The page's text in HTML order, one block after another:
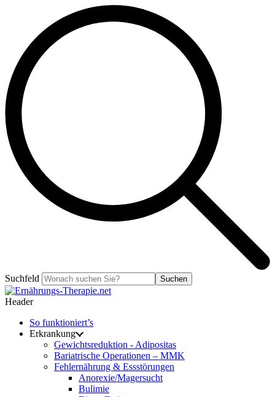
Suchfeld Suchen
Header
So funktioniert’s
Erkrankung
Gewichtsreduktion - Adipositas
Bariatrische Operationen – MMK
Fehlernährung & Essstörungen
Anorexie/Magersucht
Bulimie